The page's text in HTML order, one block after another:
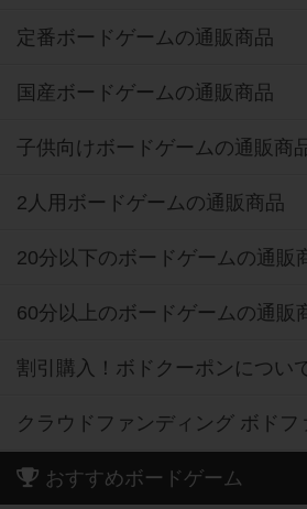
定番ボードゲームの通販商品
国産ボードゲームの通販商品
子供向けボードゲームの通販商
2人用ボードゲームの通販商品
20分以下のボードゲームの通販
60分以上のボードゲームの通販
割引購入！ボドクーポンについ
クラウドファンディング ボドフ
おすすめボードゲーム